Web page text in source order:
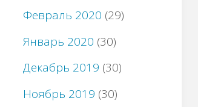
Февраль 2020 (29)
Январь 2020 (30)
Декабрь 2019 (30)
Ноябрь 2019 (30)